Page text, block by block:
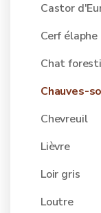
Castor
Cerf élaphe
Chat
Chauves-
Chevreuil
Lièvre
Loir gris
Loutre